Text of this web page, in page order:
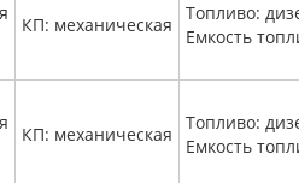
КП: механическая
Топливо:
Емкость
КП: механическая
Топливо:
Емкость